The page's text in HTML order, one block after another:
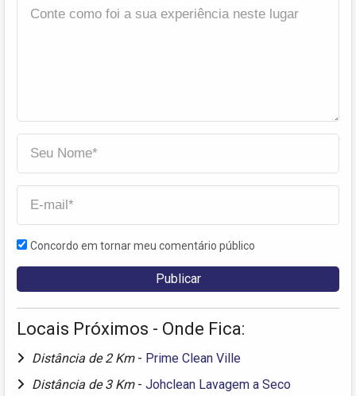
Concordo em tornar meu comentário público
Locais Próximos - Onde Fica:
Distância de 2 Km - Prime Clean Ville
Distância de 3 Km - Johclean Lavagem a Seco